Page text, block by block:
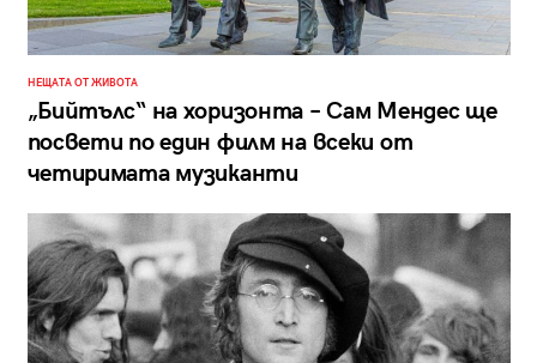
НЕЩАТА ОТ ЖИВОТА
„Бийтълс“ на хоризонта – Сам Мендес ще
посвети по един филм на всеки от
четиримата музиканти